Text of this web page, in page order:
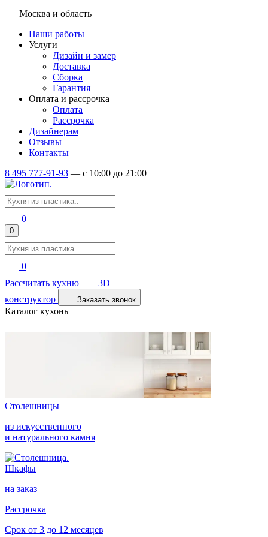
Москва и область
Наши работы
Услуги
Дизайн и замер
Доставка
Сборка
Гарантия
Оплата и рассрочка
Оплата
Рассрочка
Дизайнерам
Отзывы
Контакты
8 495 777-91-93 — c 10:00 до 21:00
0
0
0
Рассчитать кухню
3D
конструктор
Заказать звонок
Каталог кухонь
Столешницы
из искусственного
и натурального камня
Шкафы
на заказ
Рассрочка
Срок от 3 до 12 месяцев